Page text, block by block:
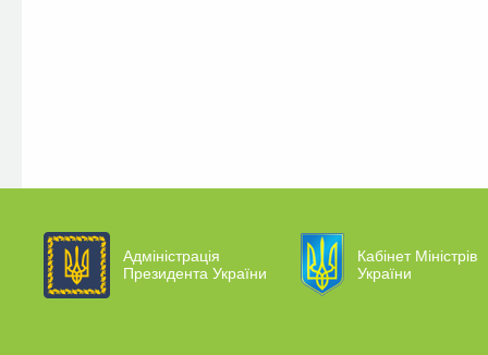
Адміністрація
Президента України
Кабінет Міністрів
України